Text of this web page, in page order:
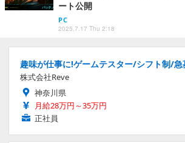
ート公開
PC
2025.7.17 Thu 2:18
趣味が仕事に!ゲームテスター/シフト制/急
株式会社Reve
神奈川県
月給28万円～35万円
正社員